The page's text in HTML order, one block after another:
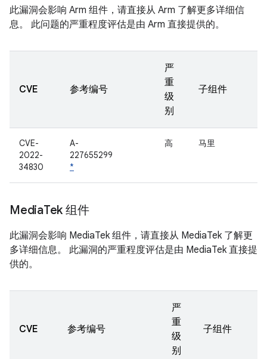
此漏洞会影响 Arm 组件，请直接从 Arm 了解更多详细信
息。 此问题的严重程度评估是由 Arm 直接提供的。
CVE 参考编号
严
重
级
别
子组件
CVE-
2022-
34830
A-
227655299
*
高 马里
MediaTek 组件
此漏洞会影响 MediaTek 组件，请直接从 MediaTek 了解更
多详细信息。 此漏洞的严重程度评估是由 MediaTek 直接提
供的。
CVE 参考编号
严
重
级
别
子组件